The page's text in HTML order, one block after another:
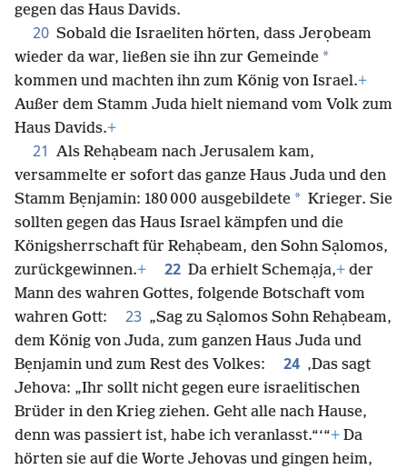
gegen das Haus Davids.
20 Sobald die Israeliten hörten, dass Jerọbeam
wieder da war, ließen sie ihn zur Gemeinde *
kommen und machten ihn zum König von Israel.+
Außer dem Stamm Juda hielt niemand vom Volk zum
Haus Davids.+
21 Als Rehạbeam nach Jerusalem kam,
versammelte er sofort das ganze Haus Juda und den
Stamm Bẹnjamin: 180 000 ausgebildete * Krieger. Sie
sollten gegen das Haus Israel kämpfen und die
Königsherrschaft für Rehạbeam, den Sohn Sạlomos,
zurückgewinnen.+ 22 Da erhielt Schemạja,+ der
Mann des wahren Gottes, folgende Botschaft vom
wahren Gott:
23 „Sag zu Sạlomos Sohn Rehạbeam,
dem König von Juda, zum ganzen Haus Juda und
Bẹnjamin und zum Rest des Volkes:
24 ‚Das sagt
Jehova: „Ihr sollt nicht gegen eure israelitischen
Brüder in den Krieg ziehen. Geht alle nach Hause,
denn was passiert ist, habe ich veranlasst.“‘“+ Da
hörten sie auf die Worte Jehovas und gingen heim,